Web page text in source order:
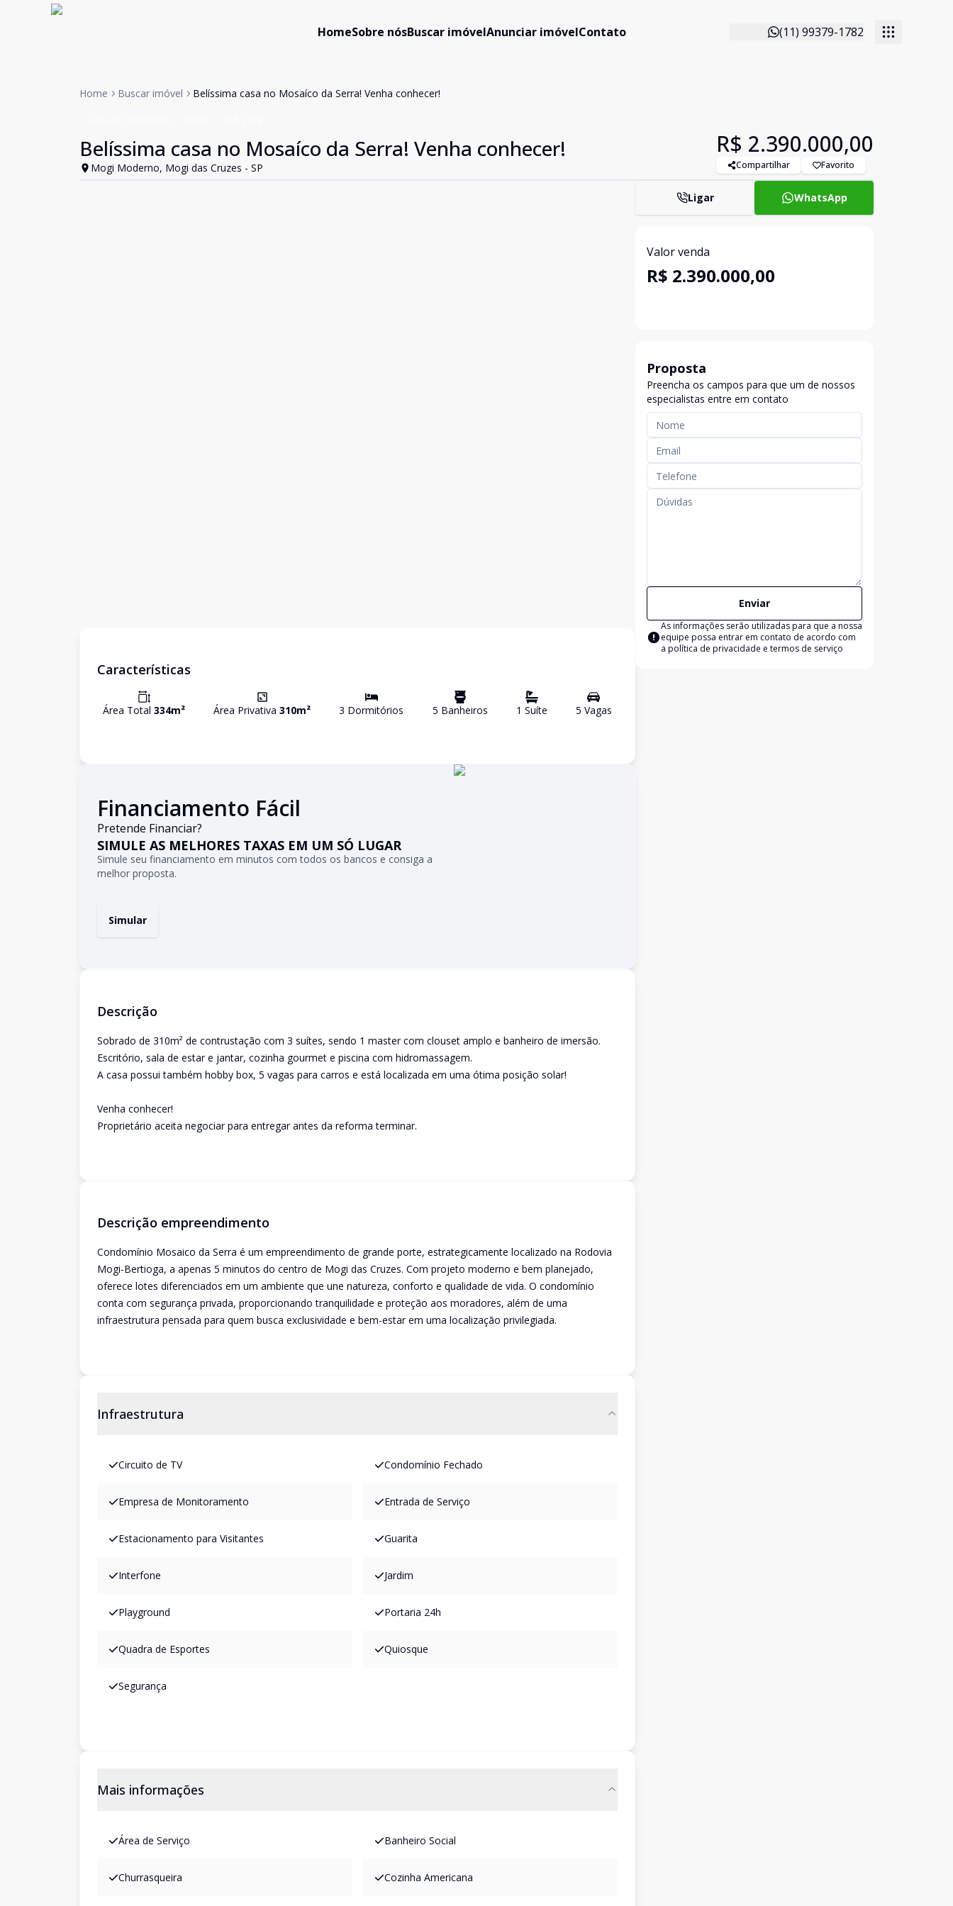
HomeSobre nósBuscar imóvelAnunciar imóvelContato (11) 99379-1782
Home Buscar imóvel Belíssima casa no Mosaíco da Serra! Venha conhecer!
Belíssima casa no Mosaíco da Serra! Venha conhecer!
Mogi Moderno, Mogi das Cruzes - SP
R$ 2.390.000,00
Compartilhar Favorito
Características
Área Total 334m² Área Privativa310m² 3 Dormitórios 5 Banheiros 1 Suíte 5 Vagas
Financiamento Fácil
Pretende Financiar?
SIMULE AS MELHORES TAXAS EM UM SÓ LUGAR
Simule seu financiamento em minutos com todos os bancos e consiga a
melhor proposta.
Simular
Descrição
Sobrado de 310m² de contrustação com 3 suítes, sendo 1 master com clouset amplo e banheiro de imersão.
Escritório, sala de estar e jantar, cozinha gourmet e piscina com hidromassagem.
A casa possui também hobby box, 5 vagas para carros e está localizada em uma ótima posição solar!
Venha conhecer!
Proprietário aceita negociar para entregar antes da reforma terminar.
Descrição empreendimento
Condomínio Mosaico da Serra é um empreendimento de grande porte, estrategicamente localizado na Rodovia
Mogi-Bertioga, a apenas 5 minutos do centro de Mogi das Cruzes. Com projeto moderno e bem planejado,
oferece lotes diferenciados em um ambiente que une natureza, conforto e qualidade de vida. O condomínio
conta com segurança privada, proporcionando tranquilidade e proteção aos moradores, além de uma
infraestrutura pensada para quem busca exclusividade e bem-estar em uma localização privilegiada.
Infraestrutura
Circuito de TV Condomínio Fechado
Empresa de Monitoramento Entrada de Serviço
Estacionamento para Visitantes Guarita
Interfone Jardim
Playground Portaria 24h
Quadra de Esportes Quiosque
Segurança
Mais informações
Área de Serviço Banheiro Social
Churrasqueira Cozinha Americana
Ligar WhatsApp
Valor venda
R$ 2.390.000,00
Proposta
Preencha os campos para que um de nossos
especialistas entre em contato
Enviar
As informações serão utilizadas para que a nossa
equipe possa entrar em contato de acordo com
a política de privacidade e termos de serviço